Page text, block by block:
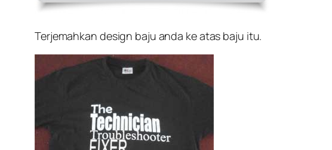
Terjemahkan design baju anda ke atas baju itu.